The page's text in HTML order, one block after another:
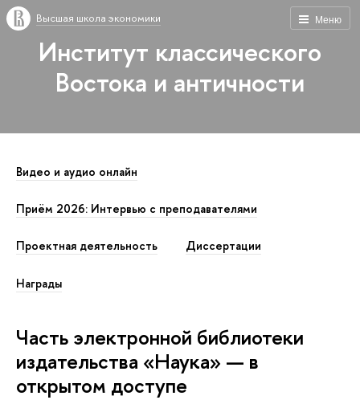
Меню
Высшая школа экономики
Институт классического
Востока и античности
Видео и аудио онлайн
Приём 2026: Интервью с преподавателями
Проектная деятельность Диссертации
Награды
Часть электронной библиотеки
издательства «Наука» — в
открытом доступе